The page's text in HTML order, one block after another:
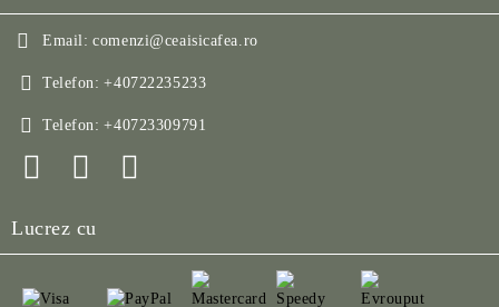
Email: comenzi@ceaisicafea.ro
Telefon: +40722235233
Telefon: +40723309791
Lucrez cu